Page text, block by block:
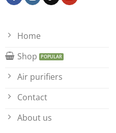
Home
Shop
Air purifiers
Contact
About us